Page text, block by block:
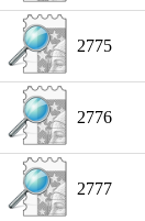
2775
2776
2777